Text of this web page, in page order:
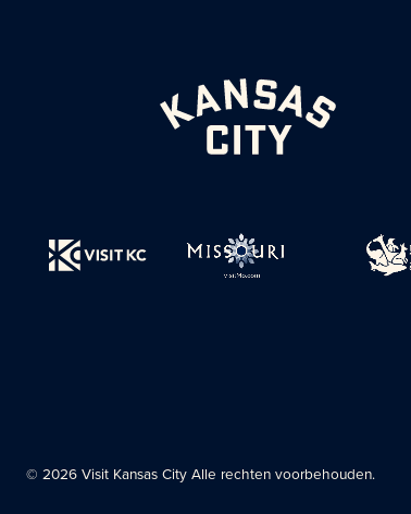
© 2026 Visit Kansas City Alle rechten voorbehouden.